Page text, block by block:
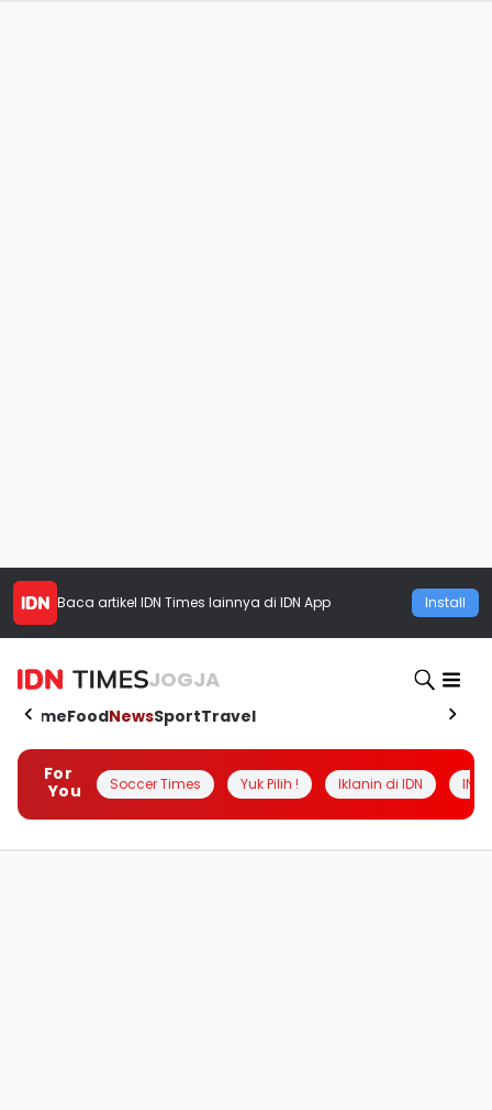
Baca artikel IDN Times lainnya di IDN App Install
JOGJA
HomeFoodNewsSportTravel
For
You
Soccer Times Yuk Pilih ! Iklanin di IDN